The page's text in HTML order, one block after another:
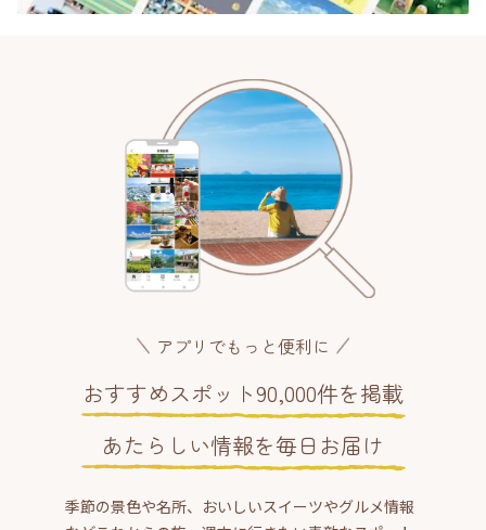
アプリでもっと便利に
おすすめスポット90,000件を掲載
あたらしい情報を毎日お届け
季節の景色や名所、おいしいスイーツやグルメ情報